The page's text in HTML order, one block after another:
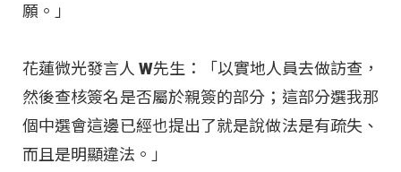
願。」
花蓮微光發言人 W先生：「以實地人員去做訪查，
然後查核簽名是否屬於親簽的部分；這部分選我那
個中選會這邊已經也提出了就是說做法是有疏失、
而且是明顯違法。」